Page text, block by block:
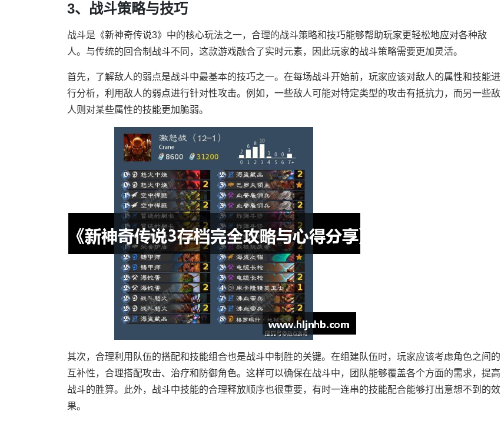
3、战斗策略与技巧
战斗是《新神奇传说3》中的核心玩法之一，合理的战斗策略和技巧能够帮助玩家更轻松地应对各种敌
人。与传统的回合制战斗不同，这款游戏融合了实时元素，因此玩家的战斗策略需要更加灵活。
首先，了解敌人的弱点是战斗中最基本的技巧之一。在每场战斗开始前，玩家应该对敌人的属性和技能进
行分析，利用敌人的弱点进行针对性攻击。例如，一些敌人可能对特定类型的攻击有抵抗力，而另一些敌
人则对某些属性的技能更加脆弱。
其次，合理利用队伍的搭配和技能组合也是战斗中制胜的关键。在组建队伍时，玩家应该考虑角色之间的
互补性，合理搭配攻击、治疗和防御角色。这样可以确保在战斗中，团队能够覆盖各个方面的需求，提高
战斗的胜算。此外，战斗中技能的合理释放顺序也很重要，有时一连串的技能配合能够打出意想不到的效
果。